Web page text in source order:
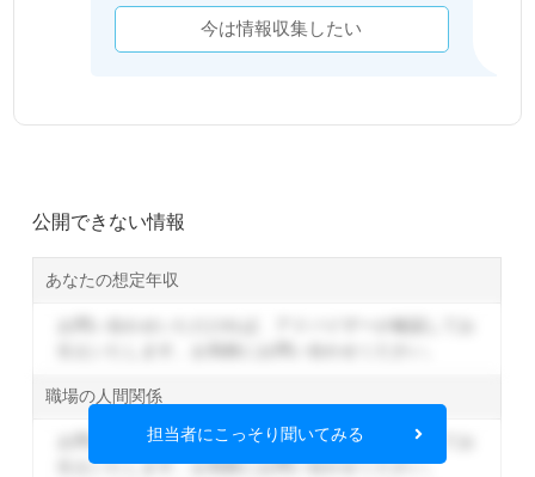
今は情報収集したい
公開できない情報
あなたの想定年収
職場の人間関係
お問い合わせいただければ、アドバイザーが確認してお
伝えいたします。お気軽にお問い合わせください。
担当者にこっそり聞いてみる